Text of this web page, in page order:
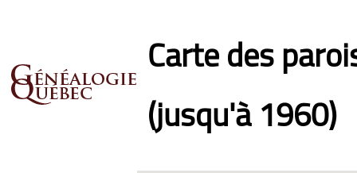
Carte des
(jusqu'à 1960)